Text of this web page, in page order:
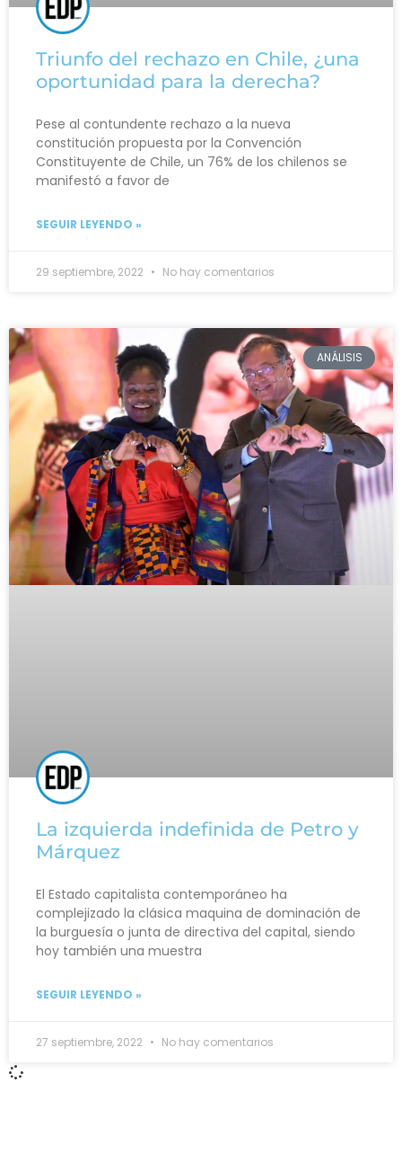
Triunfo del rechazo en Chile, ¿una
oportunidad para la derecha?
Pese al contundente rechazo a la nueva
constitución propuesta por la Convención
Constituyente de Chile, un 76% de los chilenos se
manifestó a favor de
SEGUIR LEYENDO »
29 septiembre, 2022 No hay comentarios
ANÁLISIS
La izquierda indefinida de Petro y
Márquez
El Estado capitalista contemporáneo ha
complejizado la clásica maquina de dominación de
la burguesía o junta de directiva del capital, siendo
hoy también una muestra
SEGUIR LEYENDO »
27 septiembre, 2022 No hay comentarios